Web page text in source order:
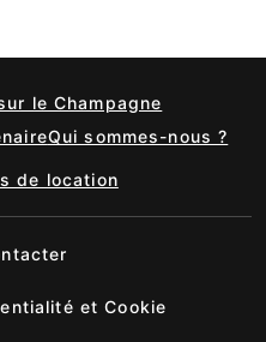
le Champagne
Qui sommes-nous ?
de location
et Cookie